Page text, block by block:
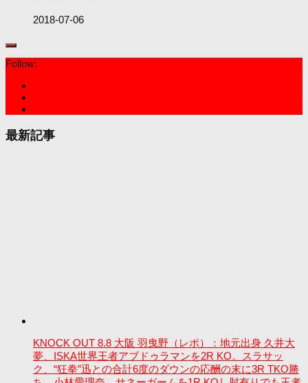
2018-07-06
Follow:
最新記事
KNOCK OUT 8.8 大阪 羽曳野（レポ）：地元出身 久井大
夢、ISKA世界王者アブドゥラマンを2R KO。スラサッ
ク、“狂拳”迅との合計6度のダウンの応酬の末に3R TKO勝